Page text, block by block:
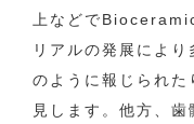
上などで
リアルの発展によ
のように報じられた
見します。他方、